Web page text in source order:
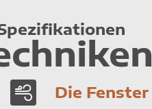
Die Fenster